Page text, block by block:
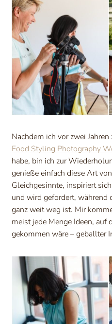
Nachdem ich vor zwei
Food Styling Photography
habe, bin ich zur
genieße einfach diese Art
Gleichgesinnte, inspiriert
und wird gefordert, während
ganz weit weg ist. Mir
meist jede Menge Ideen, auf
gekommen wäre – geballter